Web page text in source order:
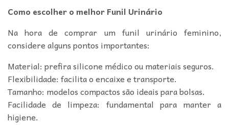
Como escolher o melhor Funil Urinário
Na hora de comprar um funil urinário feminino,
considere alguns pontos importantes:
Material: prefira silicone médico ou materiais seguros.
Flexibilidade: facilita o encaixe e transporte.
Tamanho: modelos compactos são ideais para bolsas.
Facilidade de limpeza: fundamental para manter a
higiene.